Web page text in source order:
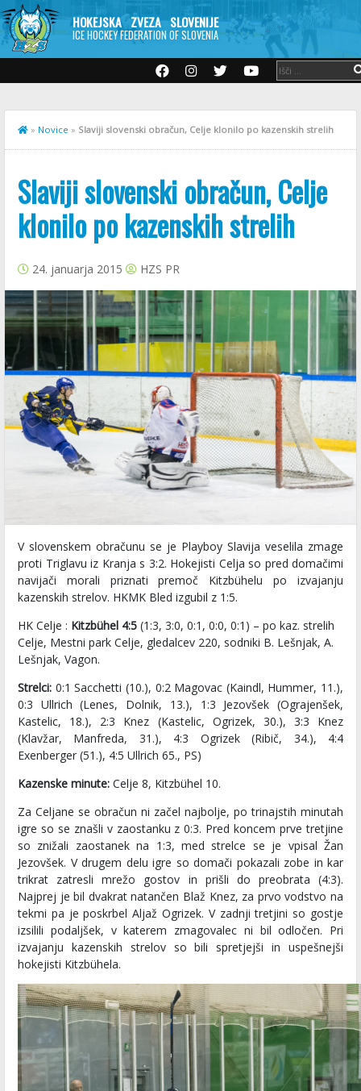
HOKEJSKA ZVEZA SLOVENIJE
ICE HOCKEY FEDERATION OF SLOVENIA
» Novice » Slaviji slovenski obračun, Celje klonilo po kazenskih strelih
Slaviji slovenski obračun, Celje
klonilo po kazenskih strelih
24. januarja 2015 HZS PR
V slovenskem obračunu se je Playboy Slavija veselila zmage
proti Triglavu iz Kranja s 3:2. Hokejisti Celja so pred domačimi
navijači morali priznati premoč Kitzbühelu po izvajanju
kazenskih strelov. HKMK Bled izgubil z 1:5.
HK Celje : Kitzbühel 4:5 (1:3, 3:0, 0:1, 0:0, 0:1) – po kaz. strelih
Celje, Mestni park Celje, gledalcev 220, sodniki B. Lešnjak, A.
Lešnjak, Vagon.
Strelci: 0:1 Sacchetti (10.), 0:2 Magovac (Kaindl, Hummer, 11.),
0:3 Ullrich (Lenes, Dolnik, 13.), 1:3 Jezovšek (Ograjenšek,
Kastelic, 18.), 2:3 Knez (Kastelic, Ogrizek, 30.), 3:3 Knez
(Klavžar, Manfreda, 31.), 4:3 Ogrizek (Ribič, 34.), 4:4
Exenberger (51.), 4:5 Ullrich 65., PS)
Kazenske minute: Celje 8, Kitzbühel 10.
Za Celjane se obračun ni začel najbolje, po trinajstih minutah
igre so se znašli v zaostanku z 0:3. Pred koncem prve tretjine
so znižali zaostanek na 1:3, med strelce se je vpisal Žan
Jezovšek. V drugem delu igre so domači pokazali zobe in kar
trikrat zatresli mrežo gostov in prišli do preobrata (4:3).
Najprej je bil dvakrat natančen Blaž Knez, za prvo vodstvo na
tekmi pa je poskrbel Aljaž Ogrizek. V zadnji tretjini so gostje
izsilili podaljšek, v katerem zmagovalec ni bil odločen. Pri
izvajanju kazenskih strelov so bili spretjejši in uspešnejši
hokejisti Kitzbühela.